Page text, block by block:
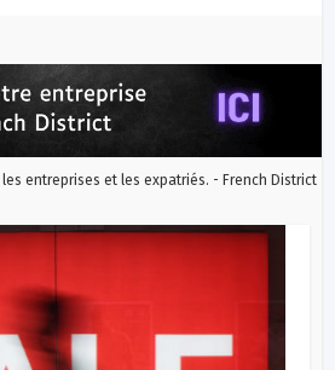
entreprises et les expatriés. - French District